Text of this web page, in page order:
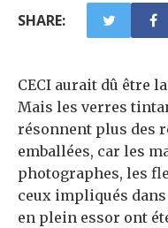
SHARE:
CECI aurait dû être
Mais les verres
résonnent plus des
emballées, car les
photographes, les
ceux impliqués
en plein essor ont